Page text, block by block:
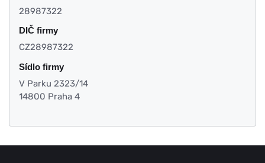
28987322
DIČ firmy
CZ28987322
Sídlo firmy
V Parku 2323/14
14800 Praha 4